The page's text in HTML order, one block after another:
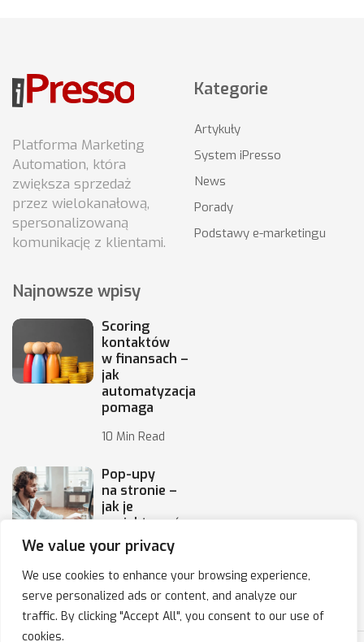
We value your privacy
We use cookies to enhance your browsing experience,
serve personalized ads or content, and analyze our
traffic. By clicking "Accept All", you consent to our use of
cookies.
Platforma Marketing
Automation, która
zwiększa sprzedaż
przez wielokanałową,
spersonalizowaną
komunikację z klientami.
Kategorie
Artykuły
System iPresso
News
Porady
Podstawy e-marketingu
Najnowsze wpisy
Scoring
kontaktów
w finansach –
jak
automatyzacja
pomaga
10 Min Read
Pop-upy
na stronie –
jak je
projektować,
by
10 Min Read